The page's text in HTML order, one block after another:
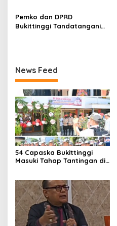
Milik Yayasan Berdasarkan
Putusan Mahkamah Agung
Nomor 2108/K/Pdt/2022
Pemko dan DPRD
Bukittinggi Tandatangani
News Feed
54 Capaska Bukittinggi
Masuki Tahap Tantingan di